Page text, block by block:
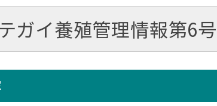
ガイ養殖管理情報第6